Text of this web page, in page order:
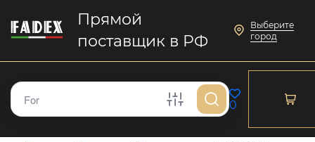
Прямой
поставщик в РФ
Выберите
город
0